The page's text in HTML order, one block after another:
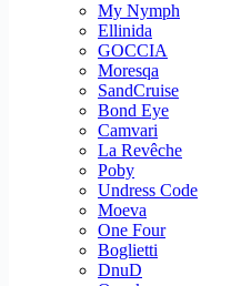
My Nymph
Ellinida
GOCCIA
Moresqa
SandCruise
Bond Eye
Camvari
La Revêche
Poby
Undress Code
Moeva
One Four
Boglietti
DnuD